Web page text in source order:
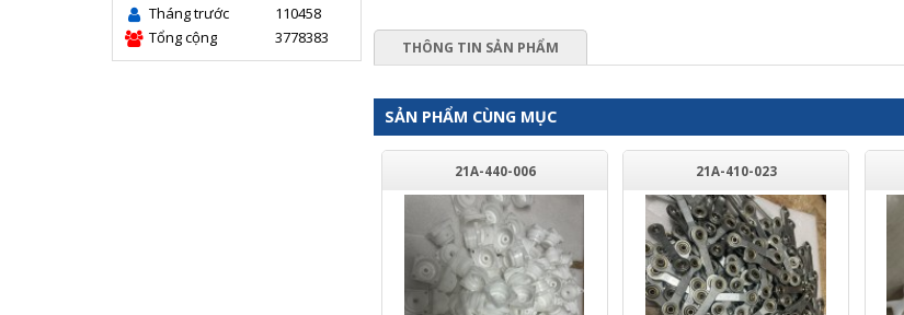
Tháng trước
110458
Tổng cộng
3778383 THÔNG TIN SẢN PHẨM
SẢN PHẨM CÙNG MỤC
21A-440-006 21A-410-023